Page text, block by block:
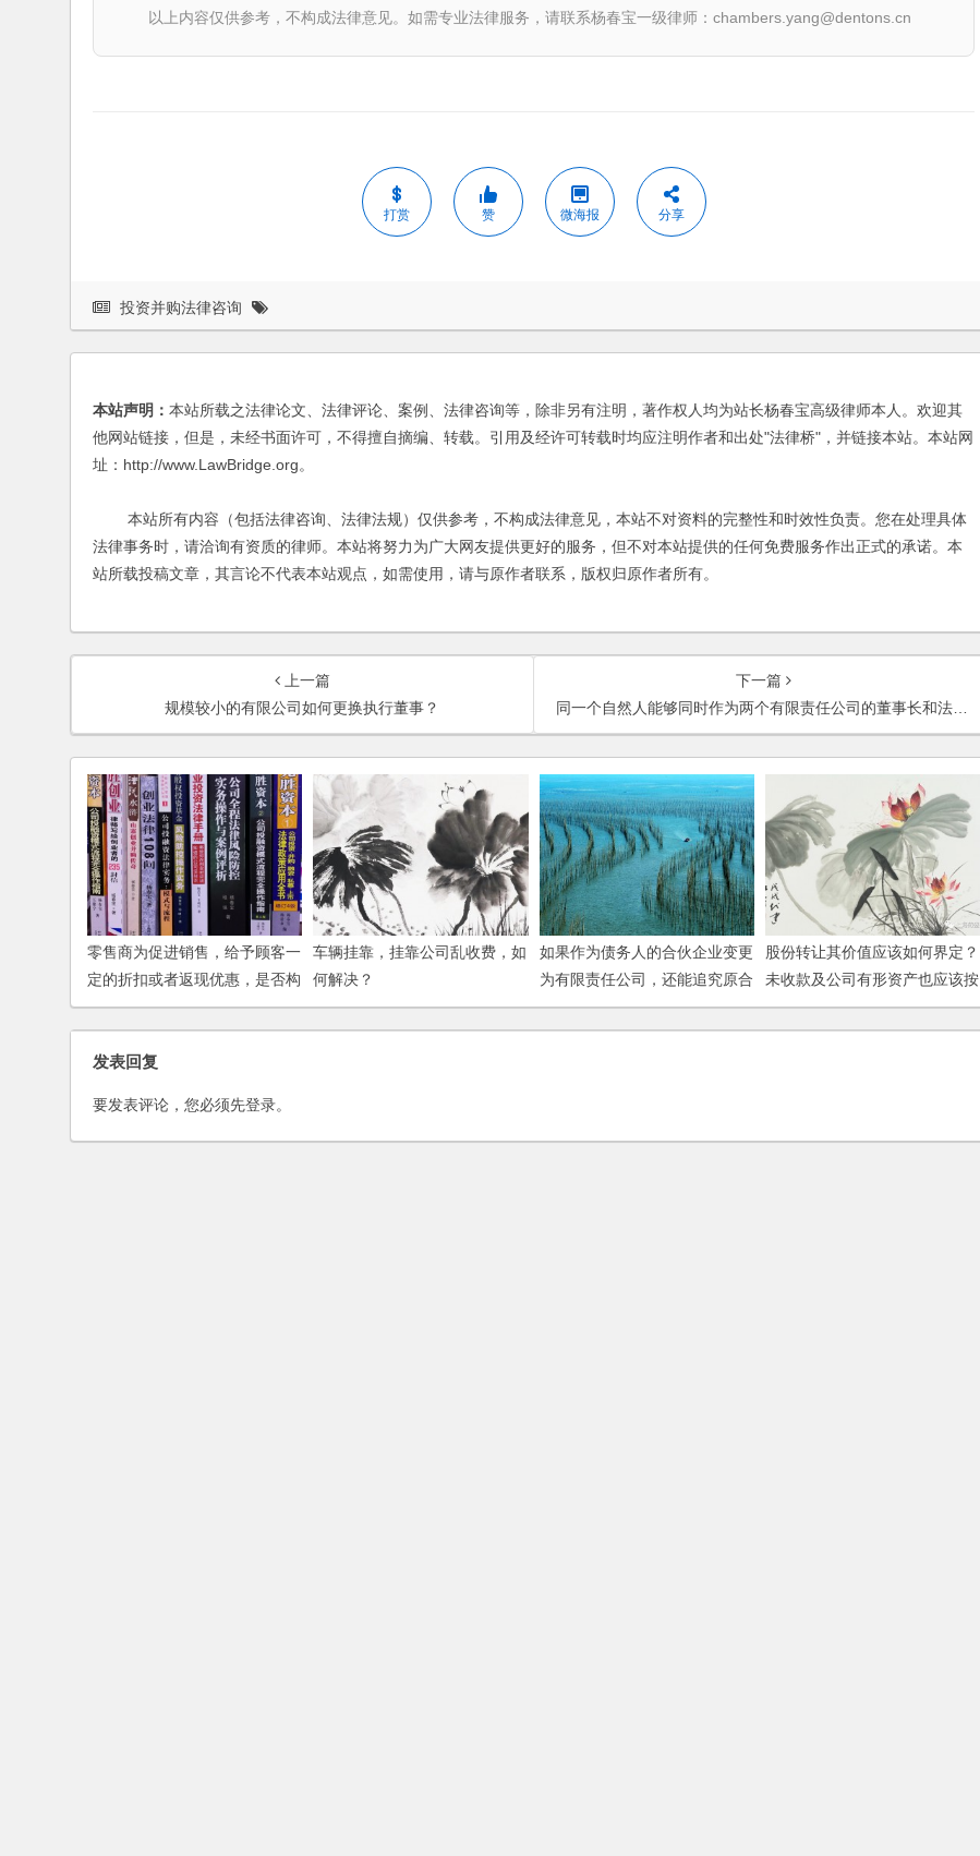
以上内容仅供参考，不构成法律意见。如需专业法律服务，请联系杨春宝一级律师：chambers.yang@dentons.cn
打赏 赞 微海报 分享
投资并购法律咨询
本站声明： 本站所载之法律论文、法律评论、案例、法律咨询等，除非另有注明，著作权人均为站长杨春宝高级律师本人。欢迎其
他网站链接，但是，未经书面许可，不得擅自摘编、转载。引用及经许可转载时均应注明作者和出处"法律桥"，并链接本站。本站网
址：http://www.LawBridge.org。
本站所有内容（包括法律咨询、法律法规）仅供参考，不构成法律意见，本站不对资料的完整性和时效性负责。您在处理具体
法律事务时，请洽询有资质的律师。本站将努力为广大网友提供更好的服务，但不对本站提供的任何免费服务作出正式的承诺。本
站所载投稿文章，其言论不代表本站观点，如需使用，请与原作者联系，版权归原作者所有。
上一篇
规模较小的有限公司如何更换执行董事？
下一篇
同一个自然人能够同时作为两个有限责任公司的董事长和法定代表人吗？
零售商为促进销售，给予顾客一
定的折扣或者返现优惠，是否构
成商业贿赂？
车辆挂靠，挂靠公司乱收费，如
何解决？
如果作为债务人的合伙企业变更
为有限责任公司，还能追究原合
伙人的连带责任吗？
股份转让其价值应该如何界定？
未收款及公司有形资产也应该按
比例进行转让吗？
发表回复
要发表评论，您必须先登录。